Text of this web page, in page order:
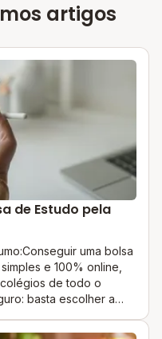
artigos
de Estudo pela
uma bolsa
e 100% online,
de todo o
basta escolher a
a bolsa, você ainda tem